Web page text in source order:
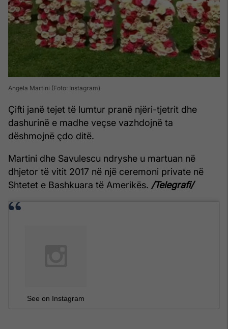
Angela Martini (Foto: Instagram)
Çifti janë tejet të lumtur pranë njëri-tjetrit dhe
dashurinë e madhe veçse vazhdojnë ta
dëshmojnë çdo ditë.
Martini dhe Savulescu ndryshe u martuan në
dhjetor të vitit 2017 në një ceremoni private në
Shtetet e Bashkuara të Amerikës. /Telegrafi/
See on Instagram